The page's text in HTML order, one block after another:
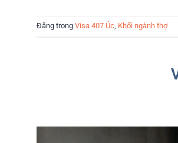
Đăng trong Visa 407 Úc Khối ngành thợ